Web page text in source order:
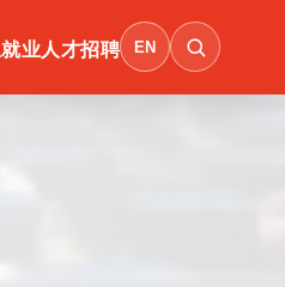
业人才招聘 EN